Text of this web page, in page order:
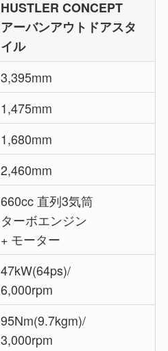
HUSTLER CONCEPT
アーバンアウトドアスタ
イル
3,395mm
1,475mm
1,680mm
2,460mm
660cc 直列3気筒
ターボエンジン
+ モーター
47kW(64ps)/
6,000rpm
95Nm(9.7kgm)/
3,000rpm